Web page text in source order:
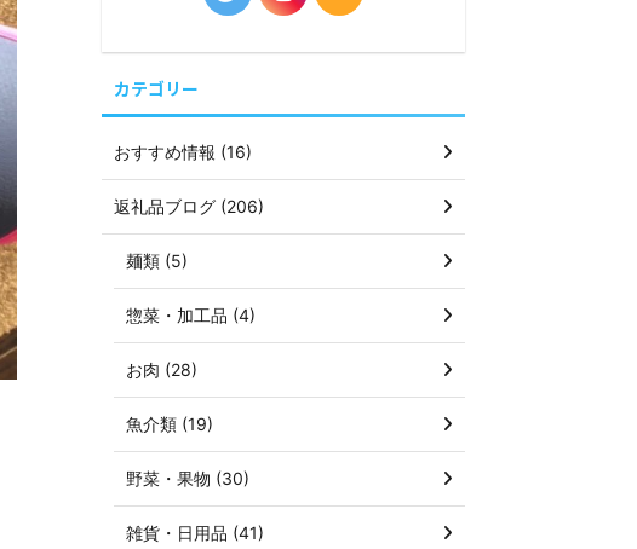
カテゴリー
おすすめ情報 (16)
返礼品ブログ (206)
麺類 (5)
惣菜・加工品 (4)
お肉 (28)
魚介類 (19)
野菜・果物 (30)
雑貨・日用品 (41)